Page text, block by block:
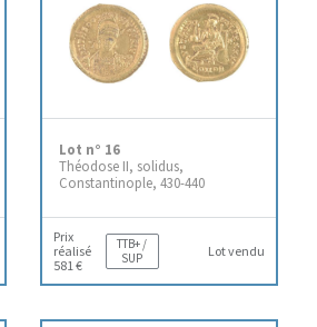
Lot n° 16
Théodose II, solidus,
Constantinople, 430-440
Prix
réalisé
581 €
TTB+ /
SUP
Lot vendu